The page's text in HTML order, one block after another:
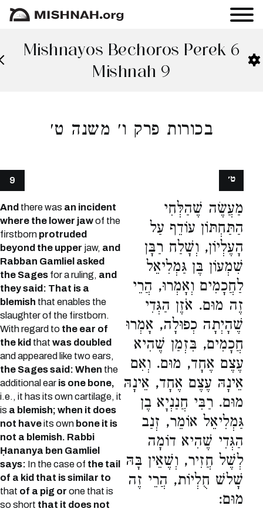
Mishnayos Bechoros Perek 6
Mishnah 9
בכורות פרק ו׳ משנה ט׳
9
And there was an incident
where the lower jawof the
firstborn protruded
beyond the upper jaw, and
Rabban Gamliel asked
the Sages for a ruling, and
they said: That is a
blemish that enables the
slaughter of the firstborn.
With regard to the ear of
the kid that was doubled
and appeared like two ears,
the Sages said: When the
additional ear is one bone,
i.e., it has its own cartilage, it
is a blemish; when it does
not haveits own bone it is
not a blemish. Rabbi
Ḥananya ben Gamliel
says: In the case of the tail
of a kid that is similar to
that of a pig or one that is
so short that it does not
מַעֲשֶׂה שֶׁהַלְּחִי
הַתַּחְתּוֹן עוֹדֵף עַל
הָעֶלְיוֹן, וְשָׁלַח רַבָּן
שִׁמְעוֹן בֶּן גַּמְלִיאֵל
לַחֲכָמִים וְאָמְרוּ, הֲרֵי
זֶה מוּם. אֹזֶן הַגְּדִי
שֶׁהָיְתָה כְפוּלָה, אָמְרוּ
חֲכָמִים, בִּזְמַן שֶׁהִיא
עֶצֶם אֶחָד, מוּם. וְאִם
אֵינָהּ עֶצֶם אֶחָד, אֵינָהּ
מוּם. רַבִּי חֲנַנְיָא בֶן
גַּמְלִיאֵל אוֹמֵר, זְנַב
הַגְּדִי שֶׁהִיא דוֹמָה
לְשֶׁל חֲזִיר, וְשֶׁאֵין בָּהּ
שָׁלשׁ חֻלְיוֹת, הֲרֵי זֶה
מוּם:
ט׳